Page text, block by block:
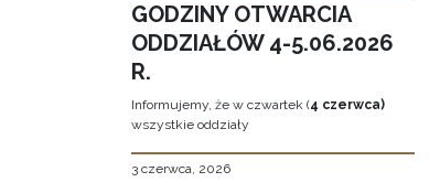
GODZINY OTWARCIA
ODDZIAŁÓW 4-5.06.2026
R.
Informujemy, że w czwartek (4 czerwca)
wszystkie oddziały
3 czerwca, 2026